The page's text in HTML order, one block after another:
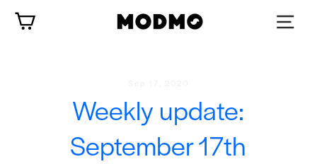
content
Weekly update:
September 17th